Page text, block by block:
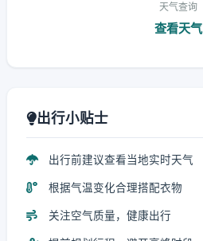
天气查询
查看天气
出行小贴士
出行前建议查看当地实时天气
根据气温变化合理搭配衣物
关注空气质量，健康出行